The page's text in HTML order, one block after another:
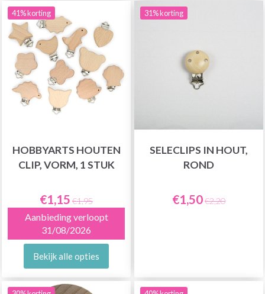
41% korting
HOBBYARTS HOUTEN
CLIP, VORM, 1 STUK
€1,15 €1,95
Aanbieding verloopt
31/08/2026
Bekijk alle opties
31% korting
SELECLIPS IN HOUT,
ROND
€1,50€2,20